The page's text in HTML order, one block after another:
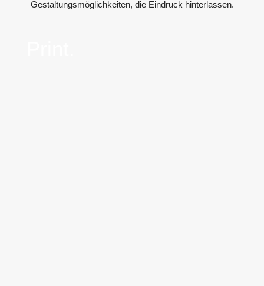
Gestaltungsmöglichkeiten, die Eindruck hinterlassen.